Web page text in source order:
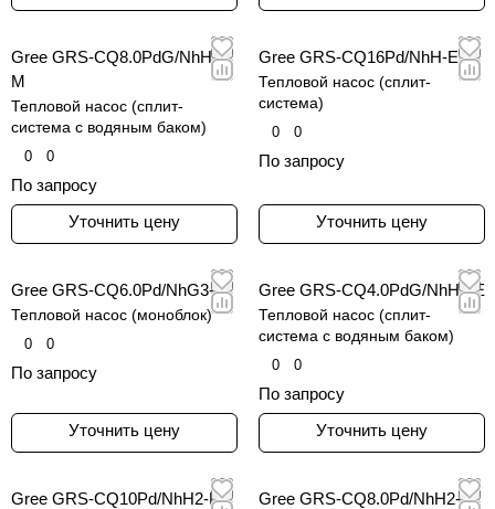
Gree GRS-CQ8.0PdG/NhH2-
M
Тепловой насос (сплит-
система с водяным баком)
0 0
По запросу
Уточнить цену
Gree GRS-CQ16Pd/NhH-E
Тепловой насос (сплит-
система)
0 0
По запросу
Уточнить цену
Gree GRS-CQ6.0Pd/NhG3-E
Тепловой насос (моноблок)
0 0
По запросу
Уточнить цену
Gree GRS-CQ4.0PdG/NhH2-E
Тепловой насос (сплит-
система с водяным баком)
0 0
По запросу
Уточнить цену
Gree GRS-CQ10Pd/NhH2-E Gree GRS-CQ8.0Pd/NhH2-E